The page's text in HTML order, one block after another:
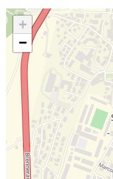
+
−